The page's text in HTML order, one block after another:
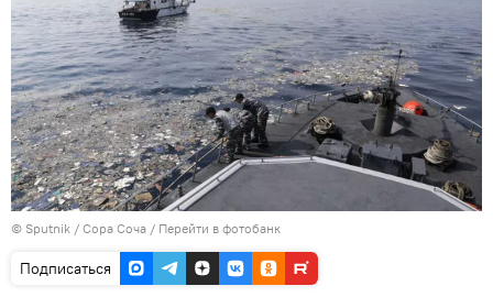
© Sputnik / Сора Соча / Перейти в фотобанк
Подписаться